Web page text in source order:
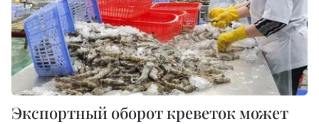
Экспортный оборот креветок может